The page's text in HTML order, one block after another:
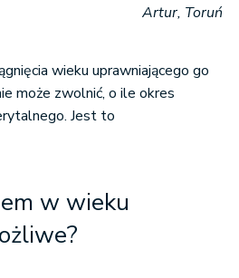
Artur, Toruń
wieku uprawniającego go
może zwolnić, o ile okres
Jest to
w wieku